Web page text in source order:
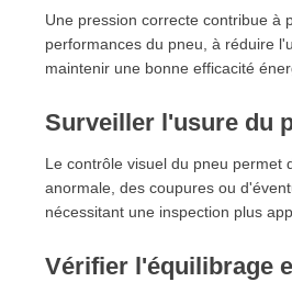
Une pression correcte contribue à
performances du pneu, à réduire
maintenir une bonne efficacité
Surveiller l'usure du
Le contrôle visuel du pneu permet
anormale, des coupures ou
nécessitant une inspection plus
Vérifier l'équilibrage